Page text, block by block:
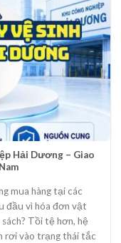
Hải Dương – Giao
mua hàng tại các
đầu vì hóa đơn vật
Tồi tệ hơn, hệ
rơi vào trạng thái tắc